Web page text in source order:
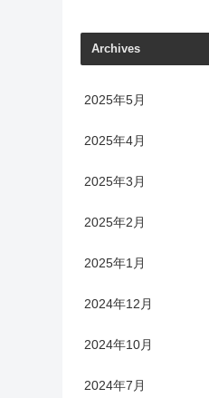
Archives
2025年5月
2025年4月
2025年3月
2025年2月
2025年1月
2024年12月
2024年10月
2024年7月